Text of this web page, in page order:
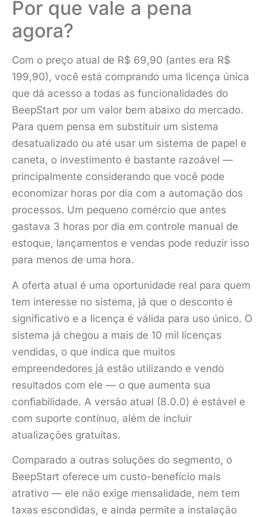
Por que vale a pena
agora?
Com o preço atual de R$ 69,90 (antes era R$
199,90), você está comprando uma licença única
que dá acesso a todas as funcionalidades do
BeepStart por um valor bem abaixo do mercado.
Para quem pensa em substituir um sistema
desatualizado ou até usar um sistema de papel e
caneta, o investimento é bastante razoável —
principalmente considerando que você pode
economizar horas por dia com a automação dos
processos. Um pequeno comércio que antes
gastava 3 horas por dia em controle manual de
estoque, lançamentos e vendas pode reduzir isso
para menos de uma hora.
A oferta atual é uma oportunidade real para quem
tem interesse no sistema, já que o desconto é
significativo e a licença é válida para uso único. O
sistema já chegou a mais de 10 mil licenças
vendidas, o que indica que muitos
empreendedores já estão utilizando e vendo
resultados com ele — o que aumenta sua
confiabilidade. A versão atual (8.0.0) é estável e
com suporte contínuo, além de incluir
atualizações gratuitas.
Comparado a outras soluções do segmento, o
BeepStart oferece um custo-benefício mais
atrativo — ele não exige mensalidade, nem tem
taxas escondidas, e ainda permite a instalação